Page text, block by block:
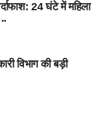
24 घंटे में महिला
विभाग की बड़ी